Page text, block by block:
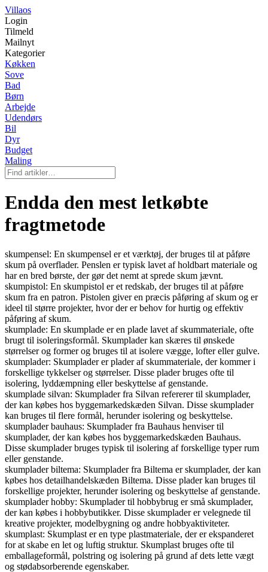
Villaos
Login
Tilmeld
Mailnyt
Kategorier
Køkken
Sove
Bad
Børn
Arbejde
Udendørs
Bil
Dyr
Budget
Maling
Endda den mest letkøbte
fragtmetode
skumpensel: En skumpensel er et værktøj, der bruges til at påføre
skum på overflader. Penslen er typisk lavet af holdbart materiale og
har en bred børste, der gør det nemt at sprede skum jævnt.
skumpistol: En skumpistol er et redskab, der bruges til at påføre
skum fra en patron. Pistolen giver en præcis påføring af skum og er
ideel til større projekter, hvor der er behov for hurtig og effektiv
påføring af skum.
skumplade: En skumplade er en plade lavet af skummateriale, ofte
brugt til isoleringsformål. Skumplader kan skæres til ønskede
størrelser og former og bruges til at isolere vægge, lofter eller gulve.
skumplader: Skumplader er plader af skummateriale, der kommer i
forskellige tykkelser og størrelser. Disse plader bruges ofte til
isolering, lyddæmpning eller beskyttelse af genstande.
skumplade silvan: Skumplader fra Silvan refererer til skumplader,
der kan købes hos byggemarkedskæden Silvan. Disse skumplader
kan bruges til flere formål, herunder isolering og beskyttelse.
skumplader bauhaus: Skumplader fra Bauhaus henviser til
skumplader, der kan købes hos byggemarkedskæden Bauhaus.
Disse skumplader bruges typisk til isolering af forskellige typer rum
eller genstande.
skumplader biltema: Skumplader fra Biltema er skumplader, der kan
købes hos detailhandelskæden Biltema. Disse plader kan bruges til
forskellige projekter, herunder isolering og beskyttelse af genstande.
skumplader hobby: Skumplader til hobbybrug er små skumplader,
der kan købes i hobbybutikker. Disse skumplader er velegnede til
kreative projekter, modelbygning og andre hobbyaktiviteter.
skumplast: Skumplast er en type plastmateriale, der er ekspanderet
for at skabe en let og luftig struktur. Skumplast bruges ofte til
emballageformål, polstring og isolering på grund af dets lette vægt
og stødabsorberende egenskaber.